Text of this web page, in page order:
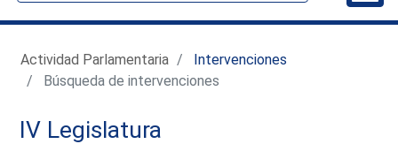
Actividad Parlamentaria
Intervenciones
Búsqueda de intervenciones
IV Legislatura